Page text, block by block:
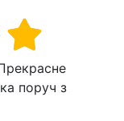
поруч з